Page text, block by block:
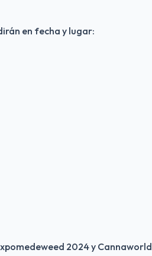
en fecha y lugar:
2024 y Cannaworld